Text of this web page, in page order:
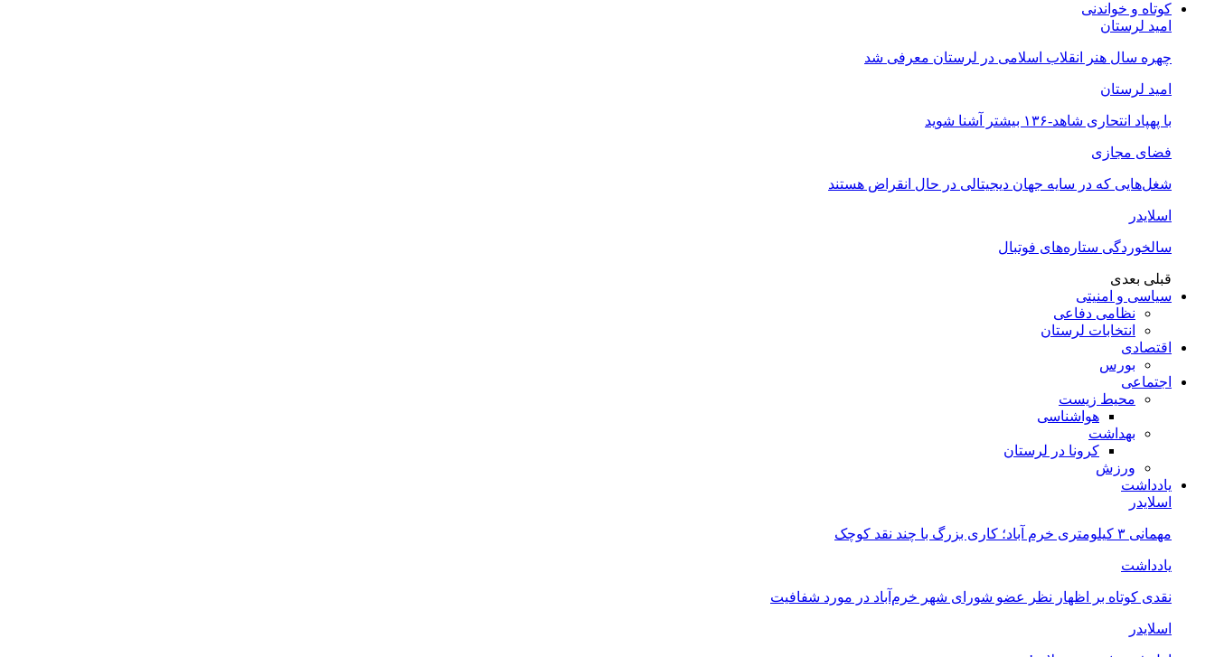
کوتاه و خواندنی
امید لرستان
چهره سال هنر انقلاب اسلامی در لرستان معرفی شد
امید لرستان
با پهپاد انتحاری شاهد-۱۳۶ بیشتر آشنا شوید
فضای مجازی
شغل‌‌هایی که در سایه جهان دیجیتالی در حال انقراض هستند
اسلایدر
سالخوردگی ستاره‌های فوتبال
قبلی بعدی
سیاسی و امنیتی
نظامی دفاعی
انتخابات لرستان
اقتصادی
بورس
اجتماعی
محیط زیست
هواشناسی
بهداشت
کرونا در لرستان
ورزش
یادداشت
اسلایدر
مهمانی ۳ کیلومتری خرم آباد؛ کاری بزرگ با چند نقد کوچک
یادداشت
نقدی کوتاه بر اظهار نظر عضو شورای شهر خرم‌آباد در مورد شفافیت
اسلایدر